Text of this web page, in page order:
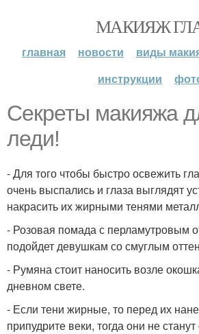
МАКИЯЖ
главная новости виды
инструкции
Секреты макияжа
леди!
- Для того чтобы быстро освежить
очень выспались и глаза выглядят
накрасить их жирными тенями
- Розовая помада с перламутровым
подойдет девушкам со смуглым
- Румяна стоит наносить возле
дневном свете.
- Если тени жирные, то перед их
припудрите веки, тогда они не